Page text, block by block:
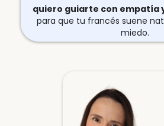
quiero guiarte con empatía
para que tu francés suene
miedo.